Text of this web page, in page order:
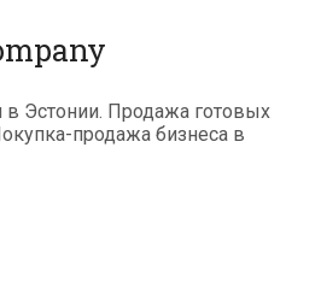
в Эстонии. Продажа готовых
продажа бизнеса в